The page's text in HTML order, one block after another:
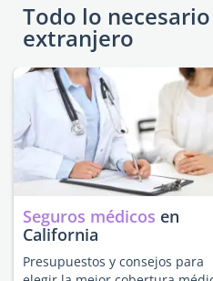
Todo lo
extranjero
Seguros médicos en
California
Presupuestos y consejos para